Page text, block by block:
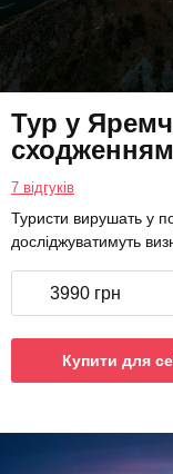
Тур у
7 відгуків
Туристи вирушать у
досліджуватимуть
3990 грн
Купити для